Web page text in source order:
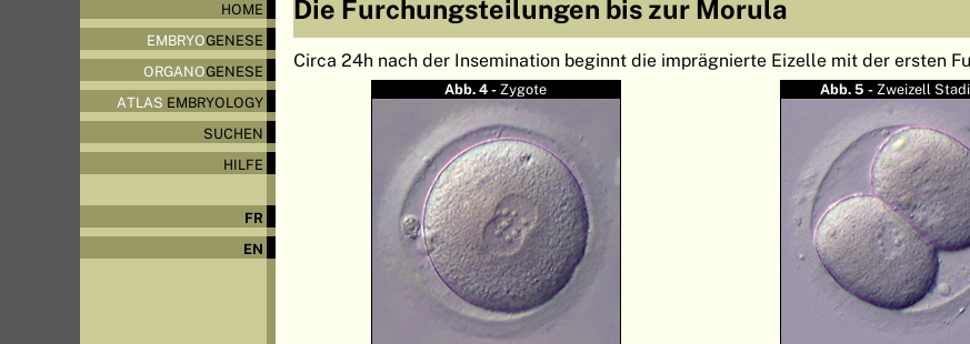
HOME
EMBRYOGENESE
ORGANOGENESE
ATLAS EMBRYOLOGY
SUCHEN
HILFE
FR
EN
Die Furchungsteilungen bis zur Morula
Circa 24h nach der Insemination beginnt die imprägnierte Eizelle mit der ersten
Abb. 4 -Zygote Abb. 5 -Zweizell